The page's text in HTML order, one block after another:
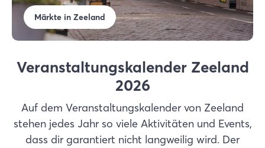
Märkte in Zeeland
Veranstaltungskalender Zeeland
2026
Auf dem Veranstaltungskalender von Zeeland
stehen jedes Jahr so viele Aktivitäten und Events,
dass dir garantiert nicht langweilig wird. Der